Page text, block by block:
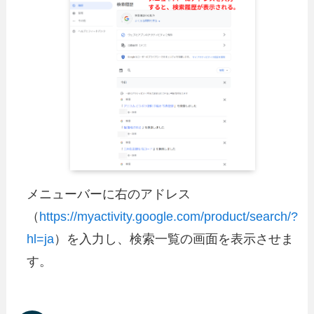
メニューバーに右のアドレス
（ https://myactivity.google.com/product/search/?
hl=ja）を入力し、検索一覧の画面を表示させま
す。